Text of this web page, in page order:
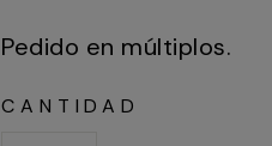
Pedido en múltiplos.
CANTIDAD